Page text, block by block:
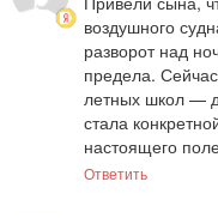
воздушного
разворот над
предела.
летных школ —
стала
настоящего
Ответить